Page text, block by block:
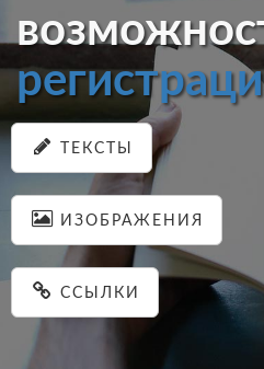
ТЕКСТЫ
ИЗОБРАЖЕНИЯ
ССЫЛКИ